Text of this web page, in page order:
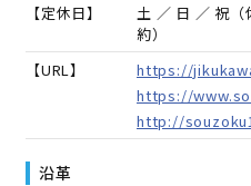
【定休日】
土 ／ 日 ／ 祝
約）
【URL】
https://
https://
http://
沿革